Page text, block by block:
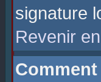
signature
Revenir